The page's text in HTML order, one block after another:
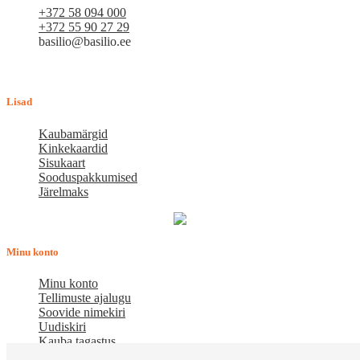
+372 58 094 000
+372 55 90 27 29
basilio@basilio.ee
Lisad
Kaubamärgid
Kinkekaardid
Sisukaart
Sooduspakkumised
Järelmaks
Minu konto
Minu konto
Tellimuste ajalugu
Soovide nimekiri
Uudiskiri
Kauba tagastus